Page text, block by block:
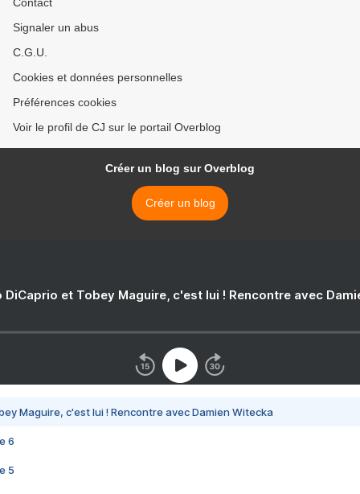
Signaler un abus
C.G.U.
Cookies et données personnelles
Préférences cookies
Voir le profil de CJ sur le portail Overblog
Créer un blog sur Overblog
Créer un blog
DiCaprio et Tobey Maguire, c'est lui ! Rencontre avec
Maguire, c'est lui ! Rencontre avec Damien Witecka
6
5